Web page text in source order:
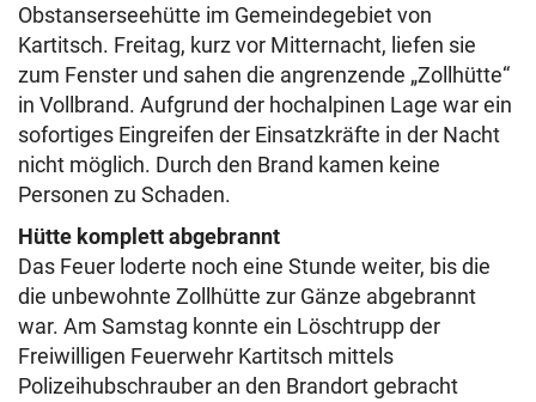
Obstanserseehütte im Gemeindegebiet von
Kartitsch. Freitag, kurz vor Mitternacht, liefen sie
zum Fenster und sahen die angrenzende „Zollhütte“
in Vollbrand. Aufgrund der hochalpinen Lage war ein
sofortiges Eingreifen der Einsatzkräfte in der Nacht
nicht möglich. Durch den Brand kamen keine
Personen zu Schaden.
Hütte komplett abgebrannt
Das Feuer loderte noch eine Stunde weiter, bis die
die unbewohnte Zollhütte zur Gänze abgebrannt
war. Am Samstag konnte ein Löschtrupp der
Freiwilligen Feuerwehr Kartitsch mittels
Polizeihubschrauber an den Brandort gebracht